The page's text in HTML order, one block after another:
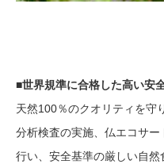
■世界規準に合格した高い安
天然100％のクオリティを守
分析検査の実施、仏エコサ
行い、安全基準の厳しい自